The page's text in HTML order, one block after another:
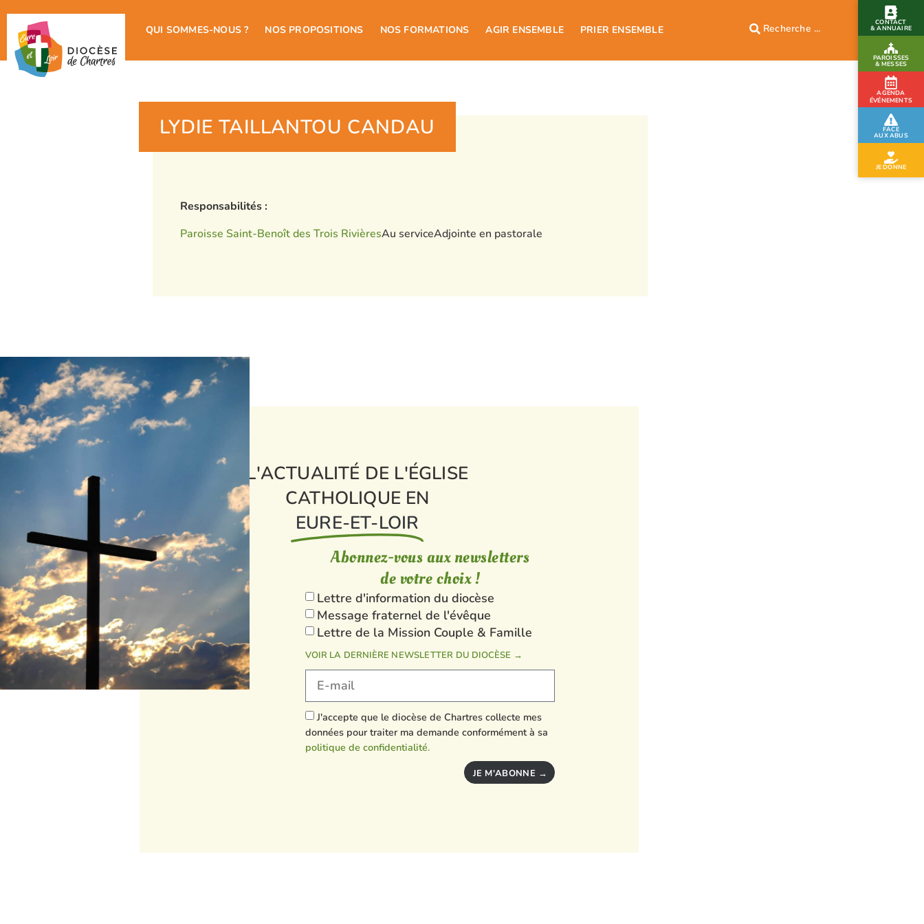
CONTACT
& ANNUAIRE
PAROISSES
& MESSES
AGENDA
ÉVÉNEMENTS
FACE
AUX ABUS
JE DONNE
QUI SOMMES-NOUS ? NOS PROPOSITIONS NOS FORMATIONS AGIR ENSEMBLE PRIER ENSEMBLE
LYDIE TAILLANTOU CANDAU
Responsabilités :
Paroisse Saint-Benoît des Trois RivièresAu serviceAdjointe en pastorale
L'ACTUALITÉ DE L'ÉGLISE
CATHOLIQUE EN
EURE-ET-LOIR
Abonnez-vous aux newsletters
de votre choix !
Lettre d'information du diocèse
Message fraternel de l'évêque
Lettre de la Mission Couple & Famille
VOIR LA DERNIÈRE NEWSLETTER DU DIOCÈSE →
J'accepte que le diocèse de Chartres collecte mes
données pour traiter ma demande conformément à sa
politique de confidentialité.
JE M'ABONNE →